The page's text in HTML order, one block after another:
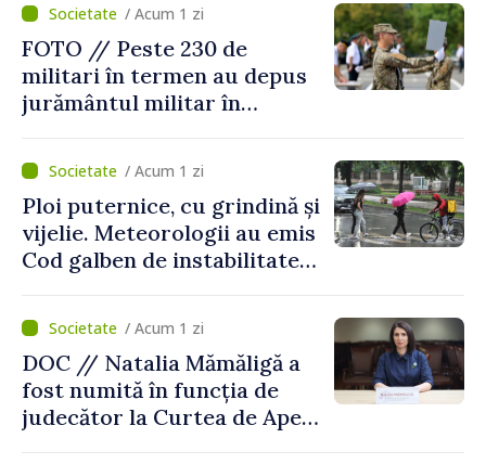
/ Acum 1 zi
FOTO // Peste 230 de
militari în termen au depus
jurământul militar în
/ Acum 1 zi
Ploi puternice, cu grindină și
vijelie. Meteorologii au emis
Cod galben de instabilitate
/ Acum 1 zi
DOC // Natalia Mămăligă a
fost numită în funcția de
judecător la Curtea de Apel